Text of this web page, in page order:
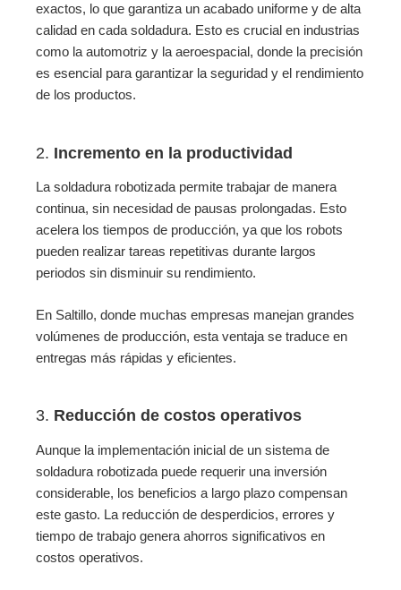
exactos, lo que garantiza un acabado uniforme y de alta
calidad en cada soldadura. Esto es crucial en industrias
como la automotriz y la aeroespacial, donde la precisión
es esencial para garantizar la seguridad y el rendimiento
de los productos.
2. Incremento en la productividad
La soldadura robotizada permite trabajar de manera
continua, sin necesidad de pausas prolongadas. Esto
acelera los tiempos de producción, ya que los robots
pueden realizar tareas repetitivas durante largos
periodos sin disminuir su rendimiento.
En Saltillo, donde muchas empresas manejan grandes
volúmenes de producción, esta ventaja se traduce en
entregas más rápidas y eficientes.
3. Reducción de costos operativos
Aunque la implementación inicial de un sistema de
soldadura robotizada puede requerir una inversión
considerable, los beneficios a largo plazo compensan
este gasto. La reducción de desperdicios, errores y
tiempo de trabajo genera ahorros significativos en
costos operativos.